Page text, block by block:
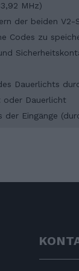
MHz)
der beiden V2-
Codes zu
Dauerlichts
oder Dauerlicht
der Eingänge